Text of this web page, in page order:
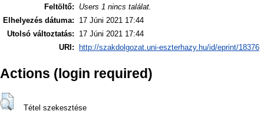
Feltöltő:
Users 1 nincs találat.
Elhelyezés dátuma:
17 Júni 2021 17:44
Utolsó változtatás:
17 Júni 2021 17:44
URI:
http://szakdolgozat.uni-eszterhazy.hu/id/eprint/18376
Actions (login required)
Tétel szekesztése